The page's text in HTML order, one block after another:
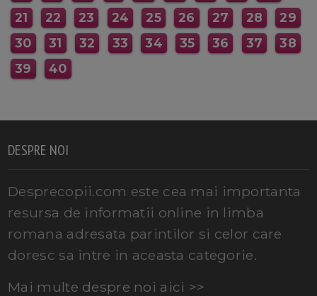
21
22 23 24 25 26 27 28
29
30
31 32 33 34 35 36 37
38
39
40
DESPRE NOI
Desprecopii.com este cea mai importanta
resursa de informatii online in limba
romana adresata parintilor si celor care
doresc sa intre in aceasta categorie.
Mai multe despre noi aici >>